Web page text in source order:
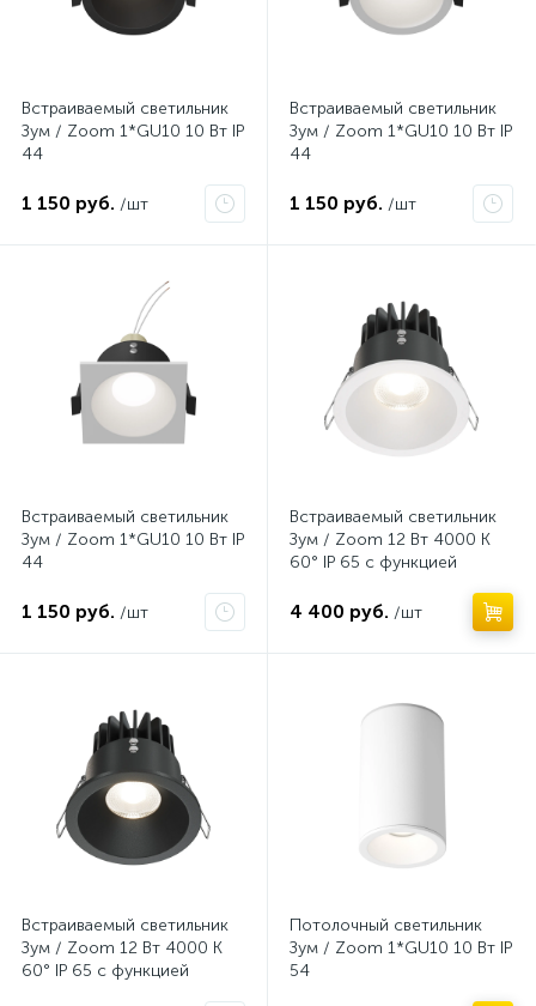
Встраиваемый светильник
Зум / Zoom 1*GU10 10 Вт IP
44
1 150 руб. /шт
Встраиваемый светильник
Зум / Zoom 1*GU10 10 Вт IP
44
1 150 руб. /шт
Встраиваемый светильник
Зум / Zoom 1*GU10 10 Вт IP
44
1 150 руб. /шт
Встраиваемый светильник
Зум / Zoom 12 Вт 4000 К
60° IP 65 с функцией
4 400 руб. /шт
Встраиваемый светильник
Зум / Zoom 12 Вт 4000 К
60° IP 65 с функцией
Потолочный светильник
Зум / Zoom 1*GU10 10 Вт IP
54